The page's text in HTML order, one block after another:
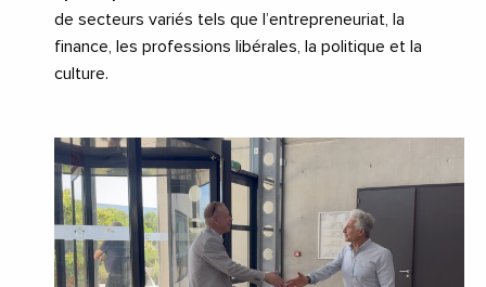
de secteurs variés tels que l’entrepreneuriat, la
finance, les professions libérales, la politique et la
culture.